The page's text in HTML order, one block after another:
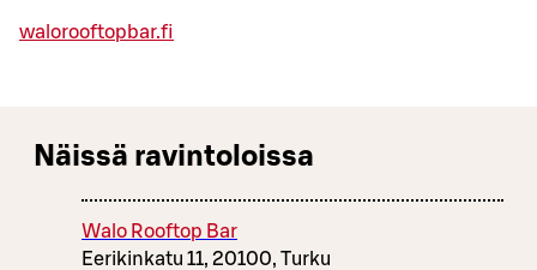
walorooftopbar.fi
Näissä ravintoloissa
Walo Rooftop Bar
Eerikinkatu 11, 20100, Turku